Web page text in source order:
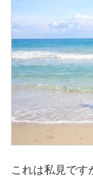
これは私見です